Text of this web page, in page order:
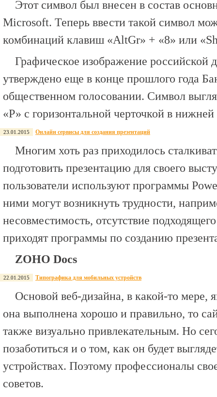
Этот символ был внесен в состав
Microsoft. Теперь ввести такой символ
комбинаций клавиш «AltGr» + «8» или
Графическое изображение
утверждено еще в конце прошлого года
общественном голосовании. Символ
«Р» с горизонтальной черточкой в нижней
23.01.2015 Онлайн сервисы для создания презентаций
Многим хоть раз приходилось
подготовить презентацию для своего
пользователи используют программы
ними могут возникнуть трудности,
несовместимость, отсутствие
приходят программы по созданию
ZOHO Docs
22.01.2015 Типографика для мобильных устройств
Основой веб-дизайна, в какой-то мере,
она выполнена хорошо и правильно, то
также визуально привлекательным. Но
позаботиться и о том, как он будет
устройствах. Поэтому профессионалы
советов.